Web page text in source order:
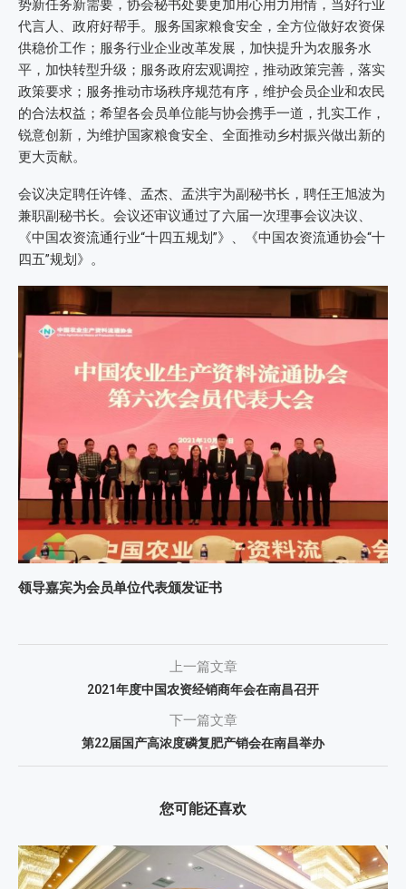
势新任务新需要，协会秘书处要更加用心用力用情，当好行业
代言人、政府好帮手。服务国家粮食安全，全方位做好农资保
供稳价工作；服务行业企业改革发展，加快提升为农服务水
平，加快转型升级；服务政府宏观调控，推动政策完善，落实
政策要求；服务推动市场秩序规范有序，维护会员企业和农民
的合法权益；希望各会员单位能与协会携手一道，扎实工作，
锐意创新，为维护国家粮食安全、全面推动乡村振兴做出新的
更大贡献。
会议决定聘任许锋、孟杰、孟洪宇为副秘书长，聘任王旭波为
兼职副秘书长。会议还审议通过了六届一次理事会议决议、
《中国农资流通行业“十四五规划”》、《中国农资流通协会“十
四五”规划》。
领导嘉宾为会员单位代表颁发证书
上一篇文章
2021年度中国农资经销商年会在南昌召开
下一篇文章
第22届国产高浓度磷复肥产销会在南昌举办
您可能还喜欢